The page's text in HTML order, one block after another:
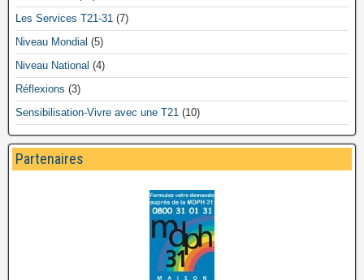
Les Services T21-31 (7)
Niveau Mondial (5)
Niveau National (4)
Réflexions (3)
Sensibilisation-Vivre avec une T21 (10)
Partenaires